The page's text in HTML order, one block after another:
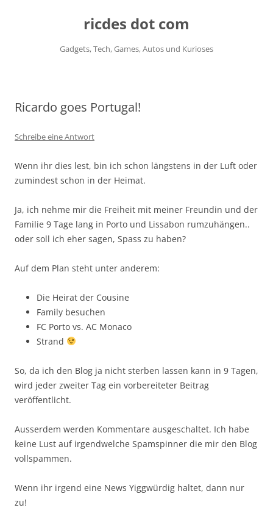
ricdes dot com
Gadgets, Tech, Games, Autos und Kurioses
Ricardo goes Portugal!
Schreibe eine Antwort
Wenn ihr dies lest, bin ich schon längstens in der Luft oder
zumindest schon in der Heimat.
Ja, ich nehme mir die Freiheit mit meiner Freundin und der
Familie 9 Tage lang in Porto und Lissabon rumzuhängen..
oder soll ich eher sagen, Spass zu haben?
Auf dem Plan steht unter anderem:
Die Heirat der Cousine
Family besuchen
FC Porto vs. AC Monaco
Strand
So, da ich den Blog ja nicht sterben lassen kann in 9 Tagen,
wird jeder zweiter Tag ein vorbereiteter Beitrag
veröffentlicht.
Ausserdem werden Kommentare ausgeschaltet. Ich habe
keine Lust auf irgendwelche Spamspinner die mir den Blog
vollspammen.
Wenn ihr irgend eine News Yiggwürdig haltet, dann nur
zu!